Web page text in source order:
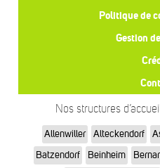
Politique de
Gestion
Nos structures
Allenwiller Alteckendorf
Batzendorf
Beinheim